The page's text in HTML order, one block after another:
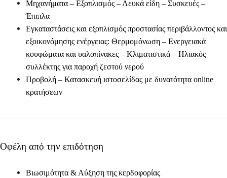
Μηχανήματα – Εξοπλισμός – Λευκά είδη – Συσκευές –
Έπιπλα
Εγκαταστάσεις και εξοπλισμός προστασίας περιβάλλοντος και
εξοικονόμησης ενέργειας: Θερμομόνωση – Ενεργειακά
κουφώματα και υαλοπίνακες – Κλιματιστικά – Ηλιακός
συλλέκτης για παροχή ζεστού νερού
Προβολή – Κατασκευή ιστοσελίδας με δυνατότητα online
κρατήσεων
Οφέλη από την επιδότηση
Βιωσιμότητα & Αύξηση της κερδοφορίας